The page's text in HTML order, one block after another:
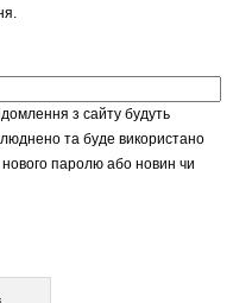
з сайту будуть
та буде використано
паролю або новин чи